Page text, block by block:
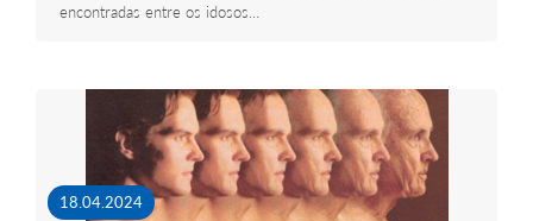
encontradas entre os idosos…
18.04.2024